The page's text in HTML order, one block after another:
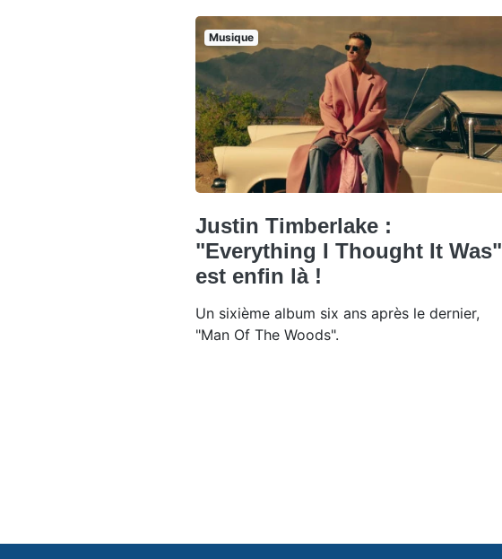
Musique
Justin Timberlake :
"Everything I Thought It Was"
est enfin là !
Un sixième album six ans après le dernier,
"Man Of The Woods".